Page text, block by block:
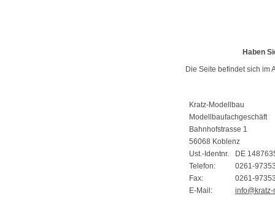
Haben
Die Seite befindet sich im
Kratz-Modellbau
Modellbaufachgeschäft
Bahnhofstrasse 1
56068 Koblenz
Ust.-Identnr.
DE
Telefon:
0261-
Fax:
0261-
E-Mail: